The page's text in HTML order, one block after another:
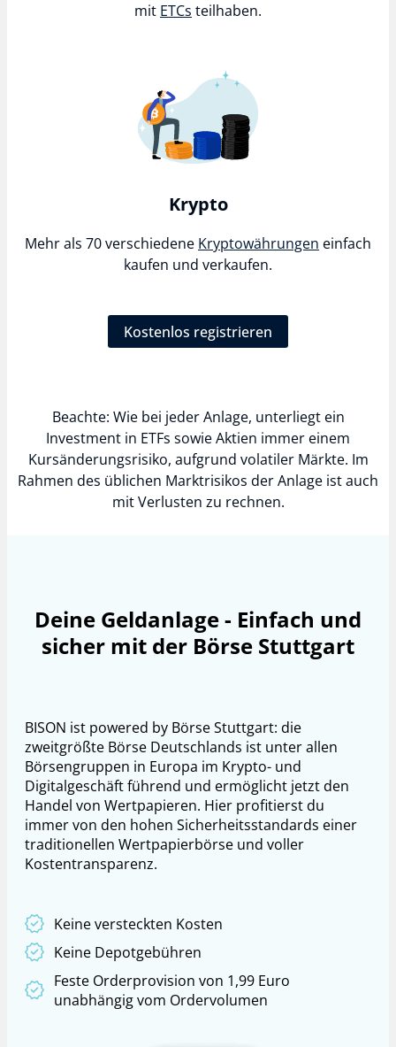
mit ETCs teilhaben.
Krypto
Mehr als 70 verschiedene Kryptowährungen einfach
kaufen und verkaufen.
Kostenlos registrieren
Beachte: Wie bei jeder Anlage, unterliegt ein
Investment in ETFs sowie Aktien immer einem
Kursänderungsrisiko, aufgrund volatiler Märkte. Im
Rahmen des üblichen Marktrisikos der Anlage ist auch
mit Verlusten zu rechnen.
Deine Geldanlage - Einfach und
sicher mit der Börse Stuttgart
BISON ist powered by Börse Stuttgart: die
zweitgrößte Börse Deutschlands ist unter allen
Börsengruppen in Europa im Krypto- und
Digitalgeschäft führend und ermöglicht jetzt den
Handel von Wertpapieren. Hier profitierst du
immer von den hohen Sicherheitsstandards einer
traditionellen Wertpapierbörse und voller
Kostentransparenz.
Keine versteckten Kosten
Keine Depotgebühren
Feste Orderprovision von 1,99 Euro
unabhängig vom Ordervolumen